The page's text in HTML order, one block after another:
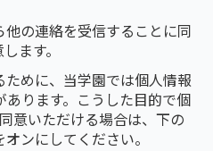
の連絡を受信することに同
ます。
めに、当学園では個人情報
ります。こうした目的で個
意いただける場合は、下の
ンにしてください。